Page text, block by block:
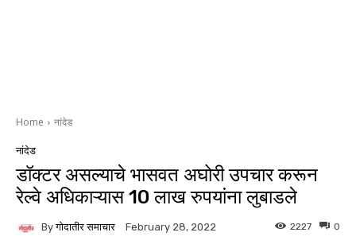
Home नांदेड
नांदेड
डॉक्टर असल्याचे भासवत अघोरी उपचार करून
रेल्वे अधिकाऱ्यास 10 लाख रुपयांना लुबाडले
By गोदातीर समाचार February 28, 2022 0
2227